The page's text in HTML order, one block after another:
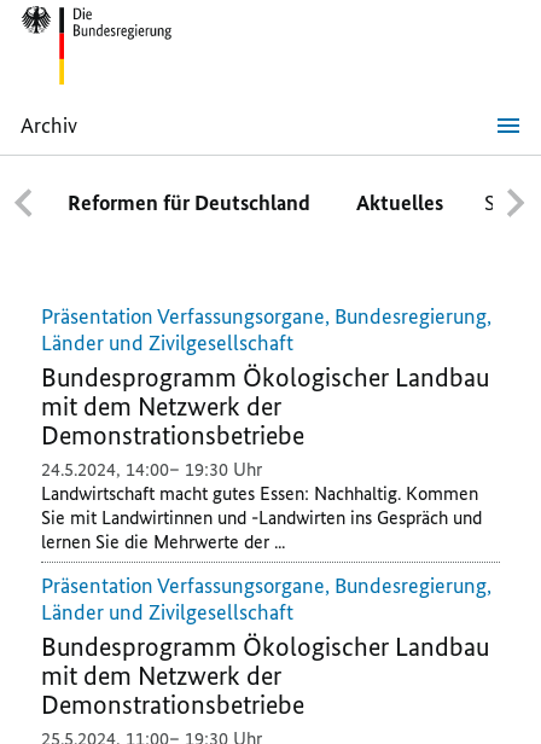
Archiv
Alt-
InhalteReformen für Deutschland Aktuelles
Präsentation Verfassungsorgane, Bundesregierung,
Länder und Zivilgesellschaft
Bundesprogramm Ökologischer Landbau
mit dem Netzwerk der
Demonstrationsbetriebe
24.5.2024, 14:00
19:30 Uhr
Landwirtschaft macht gutes Essen: Nachhaltig. Kommen
Sie mit Landwirtinnen und -Landwirten ins Gespräch und
lernen Sie die Mehrwerte der ...
Präsentation Verfassungsorgane, Bundesregierung,
Länder und Zivilgesellschaft
Bundesprogramm Ökologischer Landbau
mit dem Netzwerk der
Demonstrationsbetriebe
25.5.2024, 11:00
19:30 Uhr